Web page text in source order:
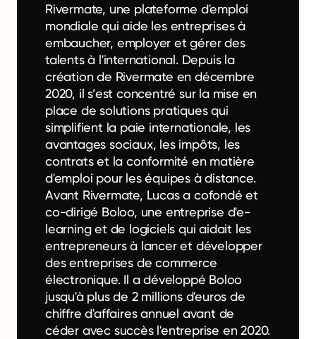
Rivermate, une plateforme d'emploi
mondiale qui aide les entreprises à
embaucher, employer et gérer des
talents à l'international. Depuis la
création de Rivermate en décembre
2020, il s’est concentré sur la mise en
place de solutions pratiques qui
simplifient la paie internationale, les
avantages sociaux, les impôts, les
contrats et la conformité en matière
d'emploi pour les équipes à distance.
Avant Rivermate, Lucas a cofondé et
co-dirigé Boloo, une entreprise d'e-
learning et de logiciels qui aidait les
entrepreneurs à lancer et développer
des entreprises de commerce
électronique. Il a développé Boloo
jusqu'à plus de 2 millions d'euros de
chiffre d'affaires annuel avant de
céder avec succès l'entreprise en 2020.